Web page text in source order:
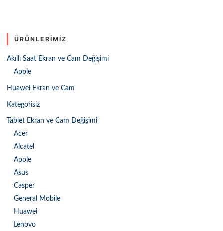
ÜRÜNLERIMIZ
Akıllı Saat Ekran ve Cam Değişimi
Apple
Huawei Ekran ve Cam
Kategorisiz
Tablet Ekran ve Cam Değişimi
Acer
Alcatel
Apple
Asus
Casper
General Mobile
Huawei
Lenovo